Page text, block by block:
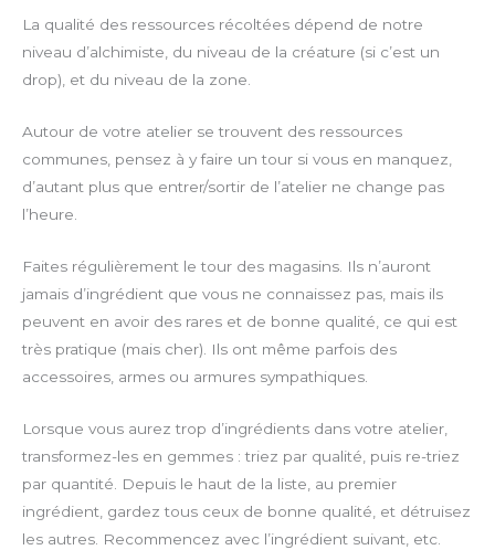
La qualité des ressources récoltées dépend de notre
niveau d’alchimiste, du niveau de la créature (si c’est un
drop), et du niveau de la zone.
Autour de votre atelier se trouvent des ressources
communes, pensez à y faire un tour si vous en manquez,
d’autant plus que entrer/sortir de l’atelier ne change pas
l’heure.
Faites régulièrement le tour des magasins. Ils n’auront
jamais d’ingrédient que vous ne connaissez pas, mais ils
peuvent en avoir des rares et de bonne qualité, ce qui est
très pratique (mais cher). Ils ont même parfois des
accessoires, armes ou armures sympathiques.
Lorsque vous aurez trop d’ingrédients dans votre atelier,
transformez-les en gemmes : triez par qualité, puis re-triez
par quantité. Depuis le haut de la liste, au premier
ingrédient, gardez tous ceux de bonne qualité, et détruisez
les autres. Recommencez avec l’ingrédient suivant, etc.